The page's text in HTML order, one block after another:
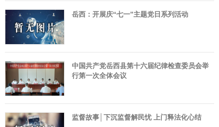
岳西：开展庆“七一”主题党日系列活动
中国共产党岳西县第十六届纪律检查委员会举
行第一次全体会议
监督故事│下沉监督解民忧 上门释法化心结